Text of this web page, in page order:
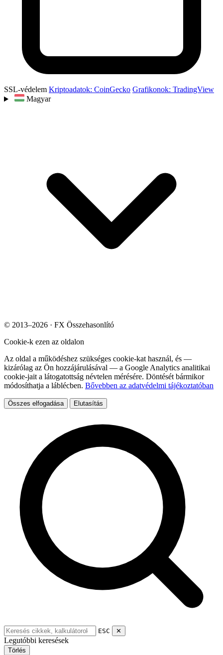
SSL-védelem Kriptoadatok: CoinGecko Grafikonok: TradingView
Magyar
© 2013–2026 · FX Összehasonlító
Cookie-k ezen az oldalon
Az oldal a működéshez szükséges cookie-kat használ, és —
kizárólag az Ön hozzájárulásával — a Google Analytics analitikai
cookie-jait a látogatottság névtelen mérésére. Döntését bármikor
módosíthatja a láblécben. Bővebben az adatvédelmi tájékoztatóban
Összes elfogadása Elutasítás
ESC ✕
Legutóbbi keresések
Törlés